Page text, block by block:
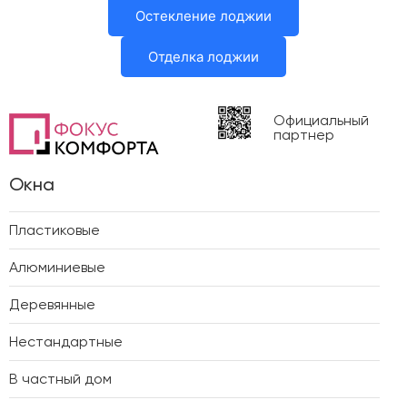
Остекление лоджии
Отделка лоджии
Официальный
партнер
Окна
Пластиковые
Алюминиевые
Деревянные
Нестандартные
В частный дом